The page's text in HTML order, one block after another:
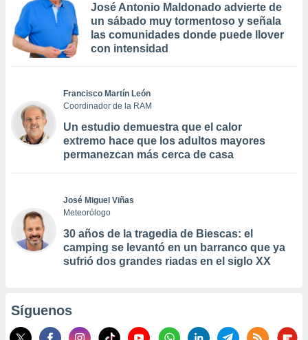
José Antonio Maldonado advierte de
un sábado muy tormentoso y señala
las comunidades donde puede llover
con intensidad
Francisco Martín León
Coordinador de la RAM
Un estudio demuestra que el calor
extremo hace que los adultos mayores
permanezcan más cerca de casa
José Miguel Viñas
Meteorólogo
30 años de la tragedia de Biescas: el
camping se levantó en un barranco que ya
sufrió dos grandes riadas en el siglo XX
Síguenos